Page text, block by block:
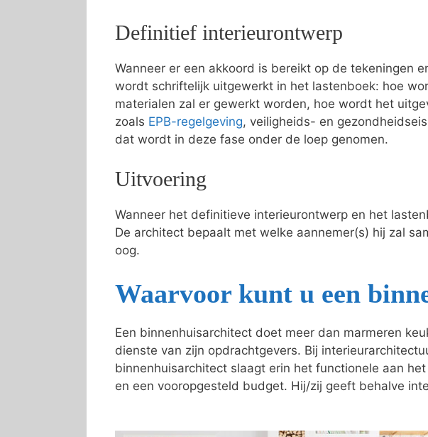
Definitief interieurontwerp
Wanneer er een akkoord is bereikt op de tekeningen
wordt schriftelijk uitgewerkt in het lastenboek: hoe
materialen zal er gewerkt worden, hoe wordt het
zoals EPB-regelgeving, veiligheids- en
dat wordt in deze fase onder de loep genomen.
Uitvoering
Wanneer het definitieve interieurontwerp en het
De architect bepaalt met welke aannemer(s) hij zal
oog.
Waarvoor kunt u een
Een binnenhuisarchitect doet meer dan marmeren
dienste van zijn opdrachtgevers. Bij
binnenhuisarchitect slaagt erin het functionele aan
en een vooropgesteld budget. Hij/zij geeft behalve